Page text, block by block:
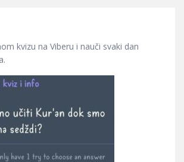
kvizu na Viberu i nauči svaki dan